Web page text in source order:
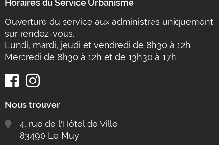
Horaires du Service Urbanisme
Ouverture du service aux administrés uniquement
sur rendez-vous.
Lundi, mardi, jeudi et vendredi de 8h30 à 12h
Mercredi de 8h30 à 12h et de 13h30 à 17h
Nous trouver
4, rue de l'Hôtel de Ville
83490 Le Muy